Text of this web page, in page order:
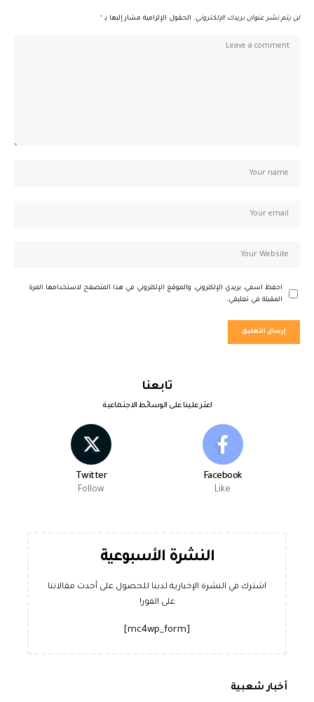
لن يتم نشر عنوان بريدك الإلكتروني. الحقول الإلزامية مشار إليها بـ *
احفظ اسمي، بريدي الإلكتروني، والموقع الإلكتروني في هذا المتصفح لاستخدامها المرة
المقبلة في تعليقي.
تابعنا
اعثر علينا على الوسائط الاجتماعية
Facebook
Like
Twitter
Follow
النشرة الأسبوعية
اشترك في النشرة الإخبارية لدينا للحصول على أحدث مقالاتنا
على الفور!
أخبار شعبية